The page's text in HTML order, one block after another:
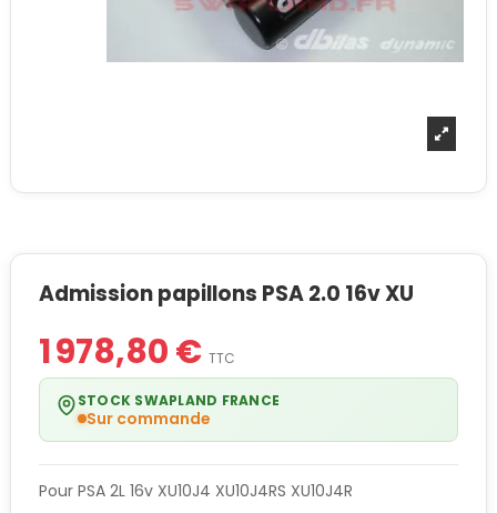
Admission papillons PSA 2.0 16v XU
1 978,80 € TTC
STOCK SWAPLAND FRANCE
Sur commande
Pour PSA 2L 16v XU10J4 XU10J4RS XU10J4R